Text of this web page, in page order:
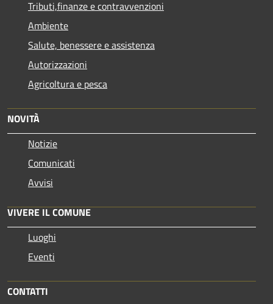
Tributi,finanze e contravvenzioni
Ambiente
Salute, benessere e assistenza
Autorizzazioni
Agricoltura e pesca
NOVITÀ
Notizie
Comunicati
Avvisi
VIVERE IL COMUNE
Luoghi
Eventi
CONTATTI